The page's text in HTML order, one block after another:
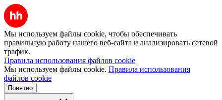
Мы используем файлы cookie, чтобы обеспечивать
правильную работу нашего веб-сайта и анализировать сетевой
трафик.
Правила использования файлов cookie
Мы используем файлы cookie. Правила использования
файлов cookie
Понятно